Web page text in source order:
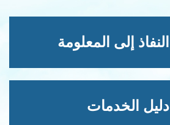
النفاذ إلى المعلومة
دليل الخدمات